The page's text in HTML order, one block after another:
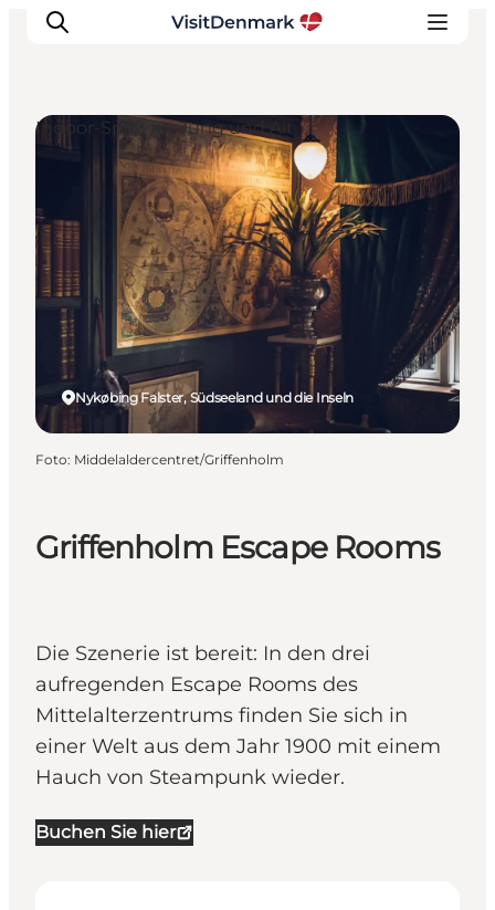
Inspiration
Regionen
Erlebnisse
Unterkünfte
Reiseplanung
Griffenholm Escape Rooms
Die Szenerie ist bereit: In den drei
aufregenden Escape Rooms des
Mittelalterzentrums finden Sie sich in
einer Welt aus dem Jahr 1900 mit einem
Hauch von Steampunk wieder.
Buchen Sie hier
Nykøbing Falster, Südseeland und die Inseln
Indoor-Spaß für Jung und Alt
Foto: Middelaldercentret/Griffenholm